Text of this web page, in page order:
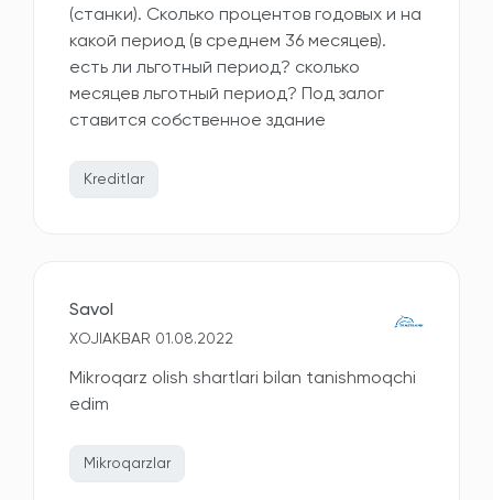
(станки). Сколько процентов годовых и на
какой период (в среднем 36 месяцев).
есть ли льготный период? сколько
месяцев льготный период? Под залог
ставится собственное здание
Kreditlar
Savol
XOJIAKBAR 01.08.2022
Mikroqarz olish shartlari bilan tanishmoqchi
edim
Mikroqarzlar